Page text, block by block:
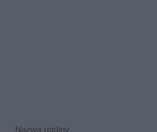
Nazwa rośliny